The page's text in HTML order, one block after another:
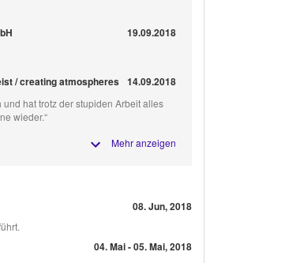
19.09.2018
/ creating atmospheres 14.09.2018
und hat trotz der stupiden Arbeit alles
wieder.“
Mehr anzeigen
08. Jun, 2018
04. Mai - 05. Mai, 2018